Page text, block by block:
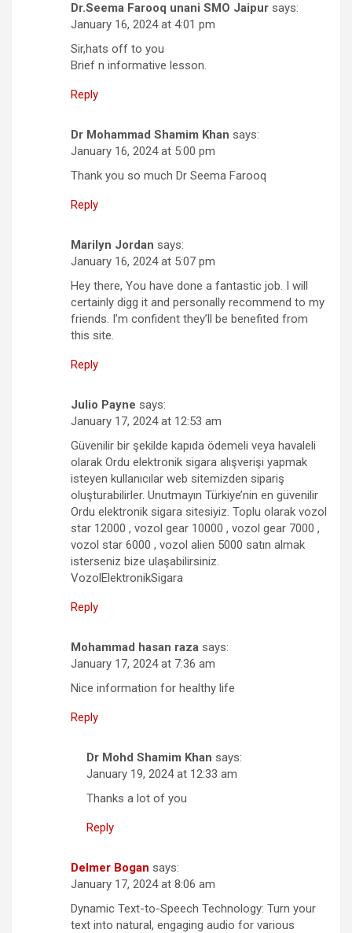
Dr.Seema Farooq unani SMO Jaipur says:
January 16, 2024 at 4:01 pm
Sir,hats off to you
Brief n informative lesson.
Reply
Dr Mohammad Shamim Khan says:
January 16, 2024 at 5:00 pm
Thank you so much Dr Seema Farooq
Reply
Marilyn Jordan says:
January 16, 2024 at 5:07 pm
Hey there, You have done a fantastic job. I will
certainly digg it and personally recommend to my
friends. I’m confident they’ll be benefited from
this site.
Reply
Julio Payne says:
January 17, 2024 at 12:53 am
Güvenilir bir şekilde kapıda ödemeli veya havaleli
olarak Ordu elektronik sigara alışverişi yapmak
isteyen kullanıcılar web sitemizden sipariş
oluşturabilirler. Unutmayın Türkiye’nin en güvenilir
Ordu elektronik sigara sitesiyiz. Toplu olarak vozol
star 12000 , vozol gear 10000 , vozol gear 7000 ,
vozol star 6000 , vozol alien 5000 satın almak
isterseniz bize ulaşabilirsiniz.
VozolElektronikSigara
Reply
Mohammad hasan raza says:
January 17, 2024 at 7:36 am
Nice information for healthy life
Reply
Dr Mohd Shamim Khan says:
January 19, 2024 at 12:33 am
Thanks a lot of you
Reply
Delmer Bogan says:
January 17, 2024 at 8:06 am
Dynamic Text-to-Speech Technology: Turn your
text into natural, engaging audio for various